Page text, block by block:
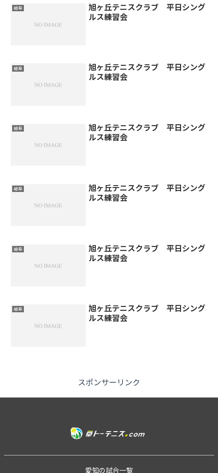
岐阜
旭ヶ丘テニスクラブ 平日シング
ルス練習会
岐阜
旭ヶ丘テニスクラブ 平日シング
ルス練習会
岐阜
旭ヶ丘テニスクラブ 平日シング
ルス練習会
岐阜
旭ヶ丘テニスクラブ 平日シング
ルス練習会
岐阜
旭ヶ丘テニスクラブ 平日シング
ルス練習会
岐阜
旭ヶ丘テニスクラブ 平日シング
ルス練習会
スポンサーリンク
愛知の試合一覧